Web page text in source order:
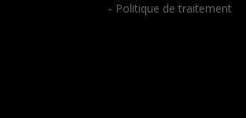
- Politique de traitement